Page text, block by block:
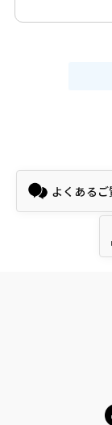
よくあるご